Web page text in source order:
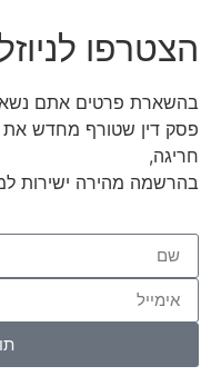
הצטרפו
בהשארת פרטים אתם
פסק דין שטורף מחדש את
חריגה,
בהרשמה מהירה ישירות